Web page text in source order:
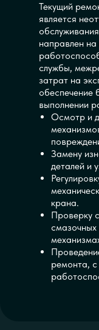
Текущий
является
направлен
службы,
затрат на
обеспечение
выполнении
Осмотр и
Замену
деталей и
крана.
Проверку
смазочных
ремонта,